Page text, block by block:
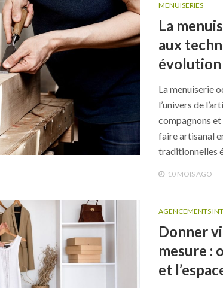
MENUISERIES
La
aux
La menuiserie
l’univers de
compagnons
faire artisanal
traditionnelles
10 MOISAGO
AGENCEMENTS
Donner
mesure :
et